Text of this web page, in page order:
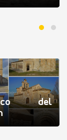
del